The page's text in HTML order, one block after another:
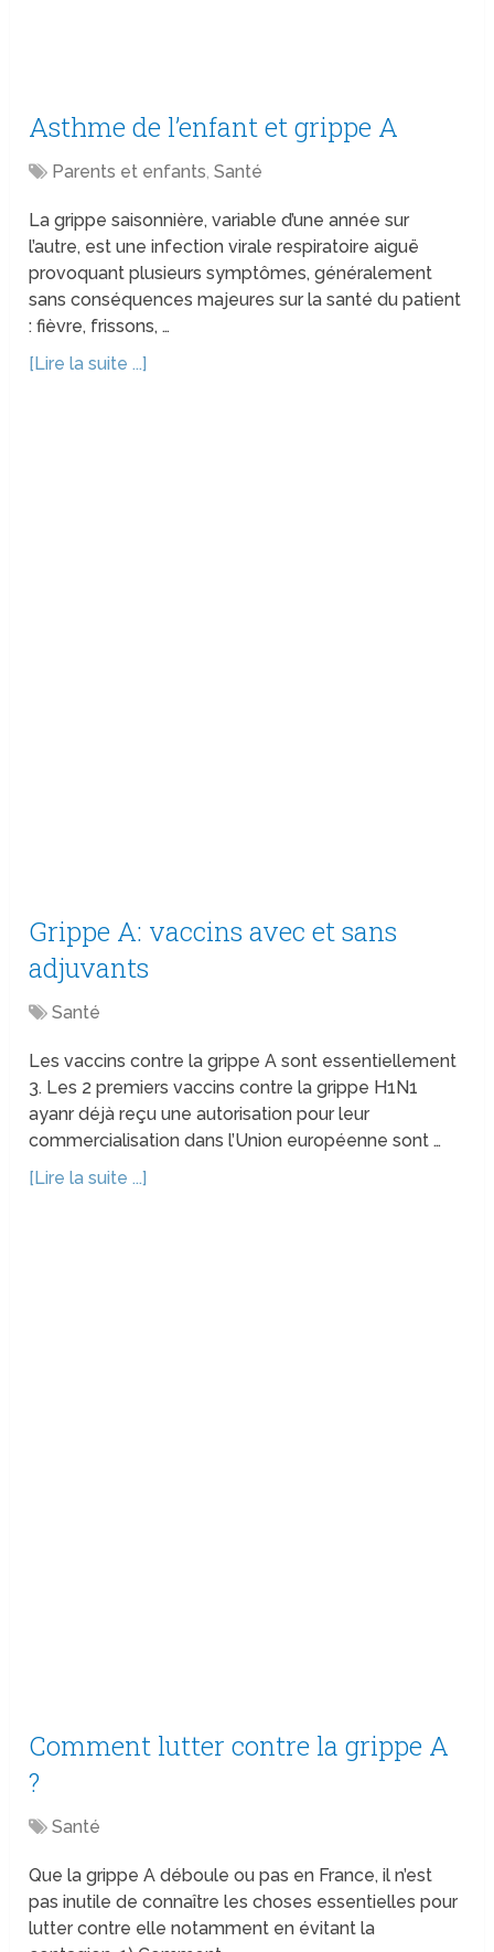
Asthme de l’enfant et grippe A
Parents et enfants,Santé
La grippe saisonnière, variable d’une année sur
l’autre, est une infection virale respiratoire aiguë
provoquant plusieurs symptômes, généralement
sans conséquences majeures sur la santé du patient
: fièvre, frissons, …
[Lire la suite ...]
Grippe A: vaccins avec et sans
adjuvants
Santé
Les vaccins contre la grippe A sont essentiellement
3. Les 2 premiers vaccins contre la grippe H1N1
ayanr déjà reçu une autorisation pour leur
commercialisation dans l’Union européenne sont …
[Lire la suite ...]
Comment lutter contre la grippe A
?
Santé
Que la grippe A déboule ou pas en France, il n’est
pas inutile de connaître les choses essentielles pour
lutter contre elle notamment en évitant la